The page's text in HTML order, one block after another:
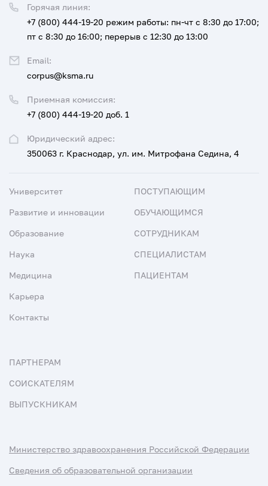
Юридический адрес:
350063 г. Краснодар, ул. им. Митрофана Седина, 4
Приемная комиссия:
+7 (800) 444-19-20 доб. 1
Горячая линия:
+7 (800) 444-19-20 режим работы: пн-чт с 8:30 до 17:00;
пт с 8:30 до 16:00; перерыв с 12:30 до 13:00
Email:
corpus@ksma.ru
Университет
Развитие и инновации
Образование
Наука
Медицина
Карьера
Контакты
ПОСТУПАЮЩИМ
ОБУЧАЮЩИМСЯ
СОТРУДНИКАМ
СПЕЦИАЛИСТАМ
ПАЦИЕНТАМ
ПАРТНЕРАМ
СОИСКАТЕЛЯМ
ВЫПУСКНИКАМ
Министерство здравоохранения Российской Федерации
Сведения об образовательной организации